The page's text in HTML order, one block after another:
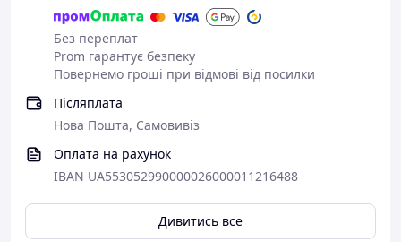
Без переплат
Prom гарантує безпеку
Повернемо гроші при відмові від посилки
Післяплата
Нова Пошта, Самовивіз
Оплата на рахунок
IBAN UA553052990000026000011216488
Дивитись все